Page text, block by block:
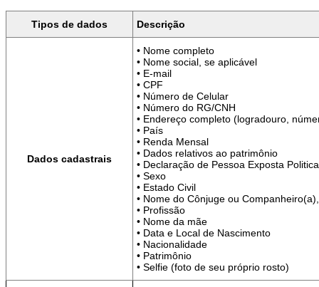
Tipos de dados Descrição
Dados cadastrais
• Nome completo
• Nome social, se aplicável
• E-mail
• CPF
• Número de Celular
• Número do RG/CNH
• Endereço completo (logradouro,
• País
• Renda Mensal
• Dados relativos ao patrimônio
• Declaração de Pessoa Exposta
• Sexo
• Estado Civil
• Nome do Cônjuge ou
• Profissão
• Nome da mãe
• Data e Local de Nascimento
• Nacionalidade
• Patrimônio
• Selfie (foto de seu próprio rosto)